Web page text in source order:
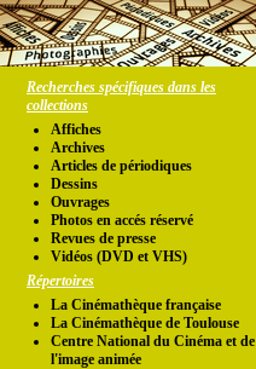
Recherches spécifiques dans les
collections
Affiches
Archives
Articles de périodiques
Dessins
Ouvrages
Photos en accés réservé
Revues de presse
Vidéos (DVD et VHS)
Répertoires
La Cinémathèque française
La Cinémathèque de Toulouse
Centre National du Cinéma et de
l'image animée